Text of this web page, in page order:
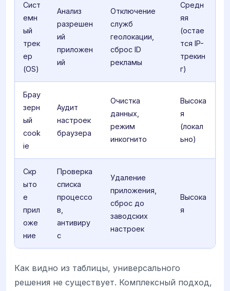
Сист
емн
ый
трек
ер
(OS)
Анализ
разрешен
ий
приложен
ий
Отключение
служб
геолокации,
сброс ID
рекламы
Средн
яя
(остае
тся IP-
трекин
г)
Брау
зерн
ый
cook
ie
Аудит
настроек
браузера
Очистка
данных,
режим
инкогнито
Высока
я
(локал
ьно)
Скр
ыто
е
прил
оже
ние
Проверка
списка
процессо
в,
антивиру
с
Удаление
приложения,
сброс до
заводских
настроек
Высока
я
Как видно из таблицы, универсального
решения не существует. Комплексный подход,